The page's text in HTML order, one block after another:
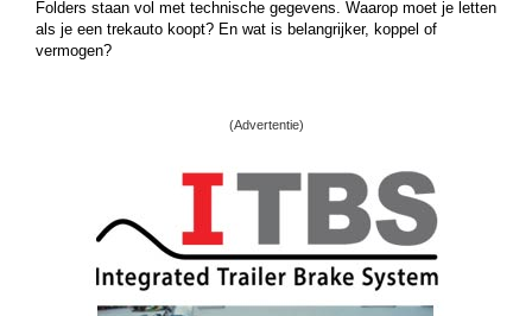
Folders staan vol met technische gegevens. Waarop moet je letten
als je een trekauto koopt? En wat is belangrijker, koppel of
vermogen?
(Advertentie)